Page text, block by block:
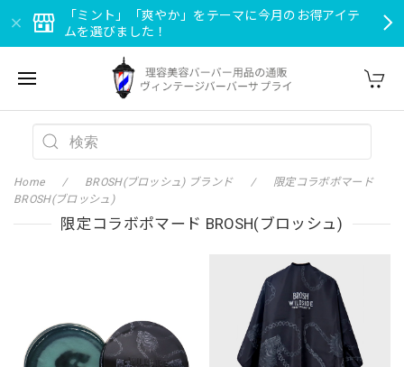
「ミント」「爽やか」をテーマに今月のお得アイテ
ムを選びました！
Home BROSH(ブロッシュ) ブランド
限定コラボポマード
BROSH(ブロッシュ)
限定コラボポマード BROSH(ブロッシュ)